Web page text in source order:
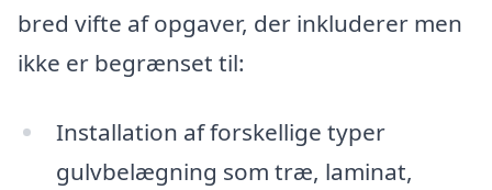
bred vifte af opgaver, der inkluderer men
ikke er begrænset til:
Installation af forskellige typer
gulvbelægning som træ, laminat,